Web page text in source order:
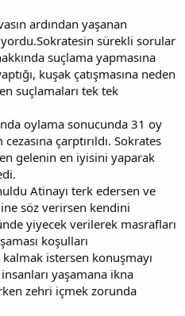
ardından yaşanan
sürekli sorular
suçlama yapmasına
kuşak çatışmasına neden
suçlamaları tek tek
oylama sonucunda 31 oy
çarptırıldı. Sokrates
gelenin en iyisini yaparak
Atinayı terk edersen ve
söz verirsen kendini
yiyecek verilerek masrafları
koşulları
istersen konuşmayı
yaşamana ikna
zehri içmek zorunda